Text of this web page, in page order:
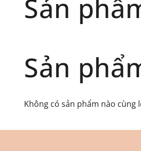
Sản
Sản
Không có sản phẩm nào cùng